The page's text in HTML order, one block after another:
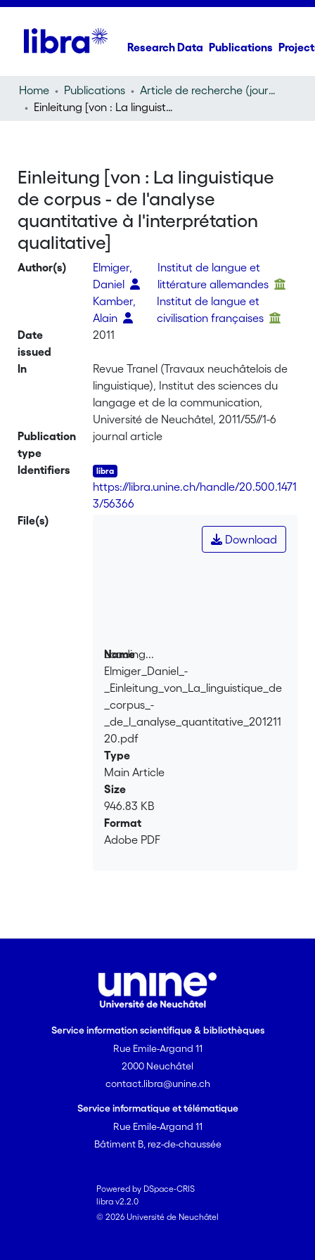
Research Data Publications
Home Publications
Article de recherche (journal article)
Einleitung [von : La linguistique de corpus - de l'analyse quantitative à l'interprétation qualitative]
Einleitung [von : La linguistique
de corpus - de l'analyse
quantitative à l'interprétation
qualitative]
Author(s)
Elmiger,
Daniel
Institut de langue et
littérature allemandes
Kamber,
Alain
Institut de langue et
civilisation françaises
Date
issued
2011
In
Revue Tranel (Travaux neuchâtelois de
linguistique), Institut des sciences du
langage et de la communication,
Université de Neuchâtel, 2011/55//1-6
Publication
type
journal article
Identifiers
https://libra.unine.ch/handle/20.500.1471
3/56366
File(s)
Loading...
Loading...
Download
Name
Elmiger_Daniel_-
_Einleitung_von_La_linguistique_de
_corpus_-
_de_l_analyse_quantitative_201211
20.pdf
Type
Main Article
Size
946.83 KB
Format
Adobe PDF
Service information scientifique & bibliothèques
Rue Emile-Argand 11
2000 Neuchâtel
contact.libra@unine.ch
Service informatique et télématique
Rue Emile-Argand 11
Bâtiment B, rez-de-chaussée
Powered by DSpace-CRIS
libra v2.2.0
© 2026 Université de Neuchâtel